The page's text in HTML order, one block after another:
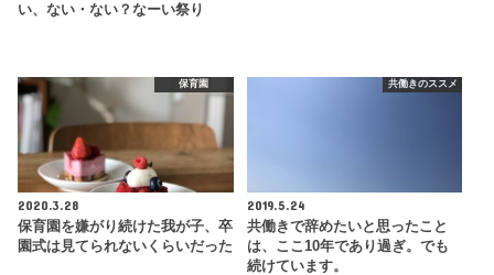
い、ない・ない？なーい祭り
保育園
2020.3.28
保育園を嫌がり続けた我が子、卒
園式は見てられないくらいだった
共働きのススメ
2019.5.24
共働きで辞めたいと思ったこと
は、ここ10年であり過ぎ。でも
続けています。